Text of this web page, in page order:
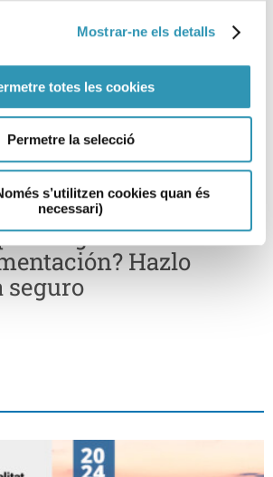
Mostrar-ne els detalls
totes les cookies
Permetre la selecció
s’utilitzen cookies quan és
necessari)
o
Hazlo
seguro